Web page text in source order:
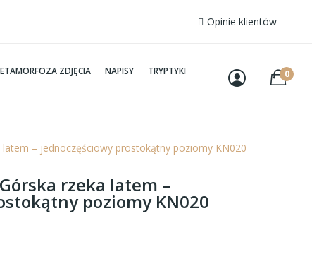
Opinie klientów
ZDJĘCIA NAPISY
TRYPTYKI
0
latem – jednoczęściowy prostokątny poziomy KN020
rzeka latem –
poziomy KN020